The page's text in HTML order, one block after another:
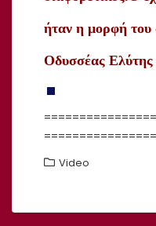
ήταν η μορφή του
Οδυσσέας Ελύτης
Video